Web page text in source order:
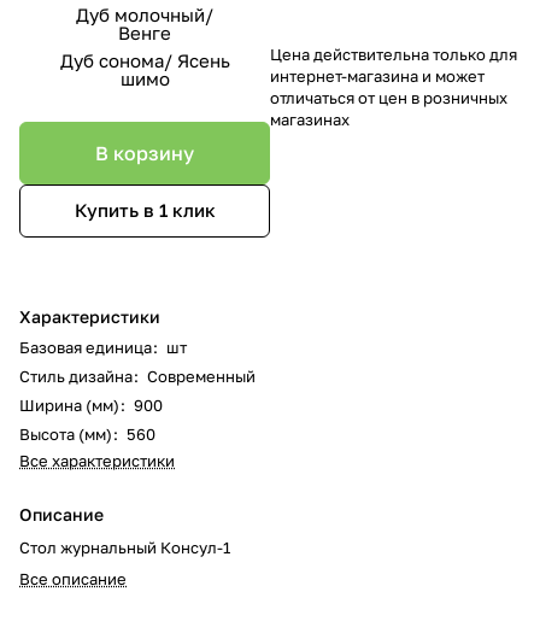
Дуб молочный/
Венге
Дуб сонома/ Ясень
шимо
В корзину
Купить в 1 клик
Характеристики
Базовая единица: шт
Стиль дизайна: Современный
Ширина (мм): 900
Высота (мм): 560
Все характеристики
Описание
Стол журнальный Консул-1
Все описание
Цена действительна только для
интернет-магазина и может
отличаться от цен в розничных
магазинах